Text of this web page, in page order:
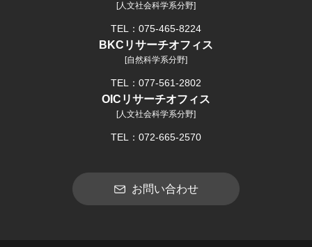
[人文社会科学系分野]
TEL：075-465-8224
BKCリサーチオフィス
[自然科学系分野]
TEL：077-561-2802
OICリサーチオフィス
[人文社会科学系分野]
TEL：072-665-2570
お問い合わせ